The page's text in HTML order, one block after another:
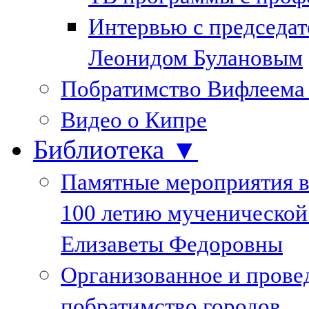
Интервью с
Леонидом Булановым
Побратимство
Видео о Кипре
Библиотека ▼
Памятные мероприятия
100 летию
Елизаветы Федоровны
Организованное и